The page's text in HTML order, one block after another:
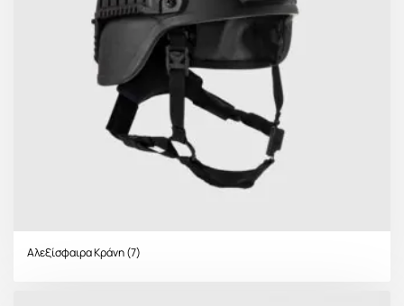
Αλεξίσφαιρα Κράνη(7)